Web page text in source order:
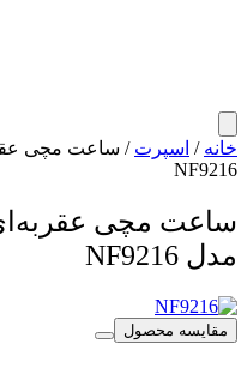
خانه / اسپرت / ساعت مچی
NF9216
ساعت مچی
مدل NF9216
مقایسه محصول